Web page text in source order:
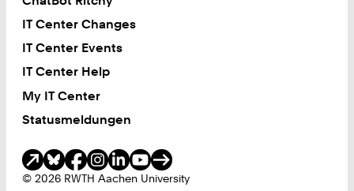
IT Center Changes
IT Center Events
IT Center Help
My IT Center
Statusmeldungen
© 2026 RWTH Aachen University
Soziale Medien